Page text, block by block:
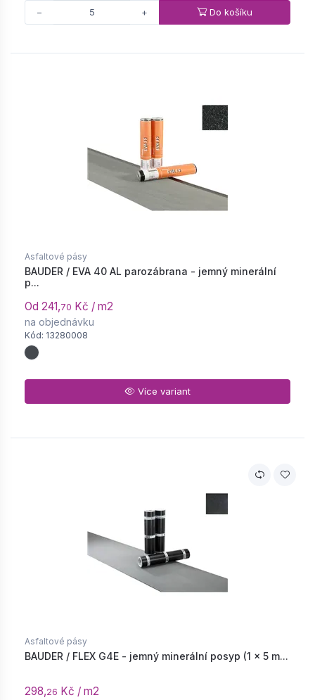
− + Do košíku
Asfaltové pásy
BAUDER / EVA 40 AL parozábrana - jemný minerální
p...
Od 241,70 Kč / m2
na objednávku
Kód: 13280008
Více variant
Asfaltové pásy
BAUDER / FLEX G4E - jemný minerální posyp (1 × 5 m...
298,26 Kč / m2